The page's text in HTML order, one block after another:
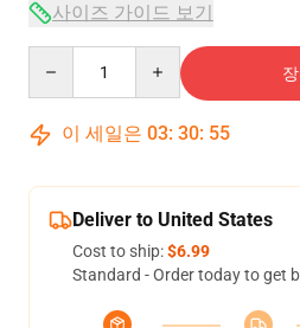
사이즈 가이드 보기
이 세일은 03: 30: 54
Deliver to United States
Cost to ship:$6.99
Standard - Order today to get